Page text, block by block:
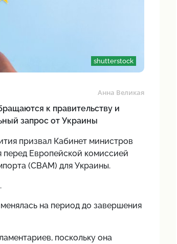
shutterstock
Анна Великая
к правительству и
запрос от Украины
призвал Кабинет министров
Европейской комиссией
(CBAM) для Украины.
на период до завершения
поскольку она